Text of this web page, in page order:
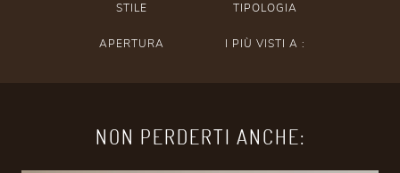
STILE TIPOLOGIA
APERTURA I PIÙ VISTI A :
NON PERDERTI ANCHE: